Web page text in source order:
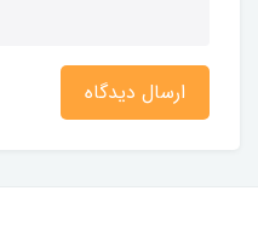
ارسال دیدگاه